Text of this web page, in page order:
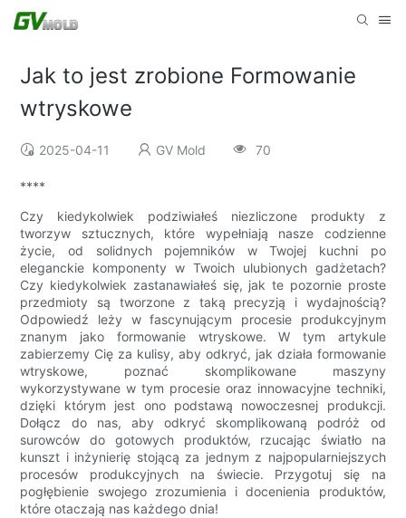
Jak to jest zrobione Formowanie
wtryskowe
2025-04-11 GV Mold 70
****
Czy kiedykolwiek podziwiałeś niezliczone produkty z
tworzyw sztucznych, które wypełniają nasze codzienne
życie, od solidnych pojemników w Twojej kuchni po
eleganckie komponenty w Twoich ulubionych gadżetach?
Czy kiedykolwiek zastanawiałeś się, jak te pozornie proste
przedmioty są tworzone z taką precyzją i wydajnością?
Odpowiedź leży w fascynującym procesie produkcyjnym
znanym jako formowanie wtryskowe. W tym artykule
zabierzemy Cię za kulisy, aby odkryć, jak działa formowanie
wtryskowe, poznać skomplikowane maszyny
wykorzystywane w tym procesie oraz innowacyjne techniki,
dzięki którym jest ono podstawą nowoczesnej produkcji.
Dołącz do nas, aby odkryć skomplikowaną podróż od
surowców do gotowych produktów, rzucając światło na
kunszt i inżynierię stojącą za jednym z najpopularniejszych
procesów produkcyjnych na świecie. Przygotuj się na
pogłębienie swojego zrozumienia i docenienia produktów,
które otaczają nas każdego dnia!